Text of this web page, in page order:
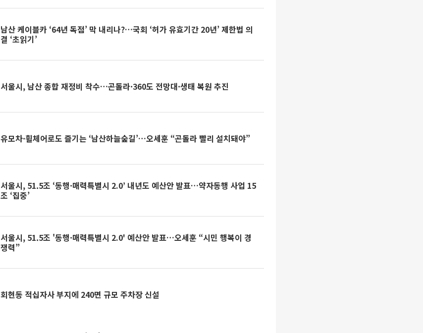
남산 케이블카 ‘64년 독점’ 막 내리나?…국회 ‘허가 유효기간 20년’ 제한법 의
결 ‘초읽기’
서울시, 남산 종합 재정비 착수…곤돌라·360도 전망대·생태 복원 추진
유모차·휠체어로도 즐기는 ‘남산하늘숲길’…오세훈 “곤돌라 빨리 설치돼야”
서울시, 51.5조 ‘동행·매력특별시 2.0’ 내년도 예산안 발표…약자동행 사업 15
조 ‘집중’
서울시, 51.5조 '동행·매력특별시 2.0' 예산안 발표…오세훈 “시민 행복이 경
쟁력”
회현동 적십자사 부지에 240면 규모 주차장 신설